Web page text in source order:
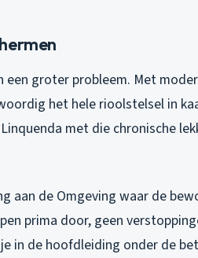
een groter probleem. Met
het hele rioolstelsel in
met die chronische
aan de Omgeving waar de
prima door, geen
in de hoofdleiding onder de